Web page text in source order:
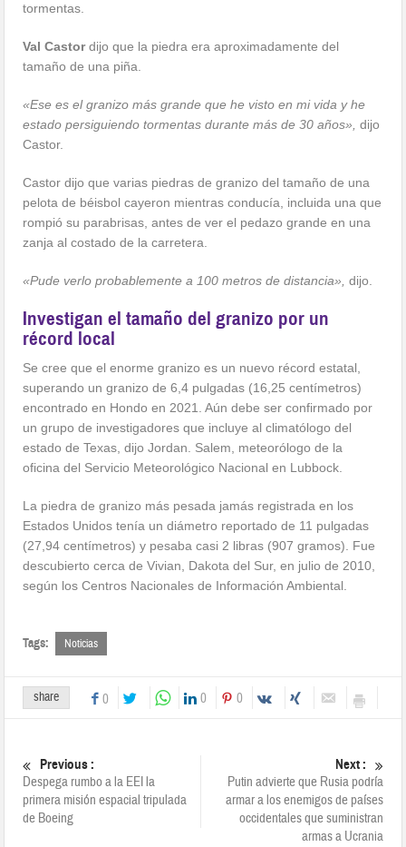
tormentas.
Val Castordijo que la piedra era aproximadamente del
tamaño de una piña.
«Ese es el granizo más grande que he visto en mi vida y he
estado persiguiendo tormentas durante más de 30 años»,dijo
Castor.
Castor dijo que varias piedras de granizo del tamaño de una
pelota de béisbol cayeron mientras conducía, incluida una que
rompió su parabrisas, antes de ver el pedazo grande en una
zanja al costado de la carretera.
«Pude verlo probablemente a 100 metros de distancia», dijo.
Investigan el tamaño del granizo por un
récord local
Se cree que el enorme granizo es un nuevo récord estatal,
superando un granizo de 6,4 pulgadas (16,25 centímetros)
encontrado en Hondo en 2021. Aún debe ser confirmado por
un grupo de investigadores que incluye al climatólogo del
estado de Texas, dijo Jordan. Salem, meteorólogo de la
oficina del Servicio Meteorológico Nacional en Lubbock.
La piedra de granizo más pesada jamás registrada en los
Estados Unidos tenía un diámetro reportado de 11 pulgadas
(27,94 centímetros) y pesaba casi 2 libras (907 gramos). Fue
descubierto cerca de Vivian, Dakota del Sur, en julio de 2010,
según los Centros Nacionales de Información Ambiental.
Tags: Noticias
share 0 0 0
Previous :
Despega rumbo a la EEI la
primera misión espacial tripulada
de Boeing
Next :
Putin advierte que Rusia podría
armar a los enemigos de países
occidentales que suministran
armas a Ucrania